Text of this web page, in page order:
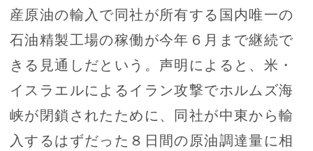
産原油の輸入で同社が所有する国内唯一の
石油精製工場の稼働が今年６月まで継続で
きる見通しだという。声明によると、米・
イスラエルによるイラン攻撃でホルムズ海
峡が閉鎖されたために、同社が中東から輸
入するはずだった８日間の原油調達量に相